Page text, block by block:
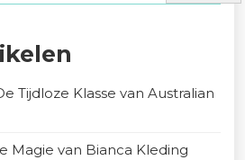
Tijdloze Klasse van Australian
Magie van Bianca Kleding